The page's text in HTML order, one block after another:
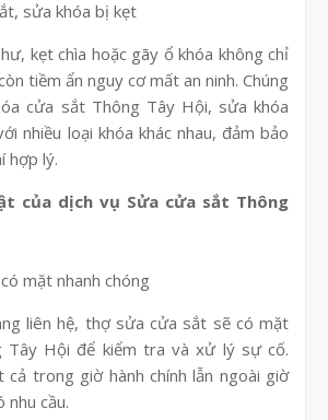
sửa khóa bị kẹt
kẹt chìa hoặc gãy ổ khóa không chỉ
tiềm ẩn nguy cơ mất an ninh. Chúng
cửa sắt Thông Tây Hội, sửa khóa
nhiều loại khóa khác nhau, đảm bảo
hợp lý.
của dịch vụ Sửa cửa sắt Thông
mặt nhanh chóng
liên hệ, thợ sửa cửa sắt sẽ có mặt
Tây Hội để kiểm tra và xử lý sự cố.
cả trong giờ hành chính lẫn ngoài giờ
nhu cầu.